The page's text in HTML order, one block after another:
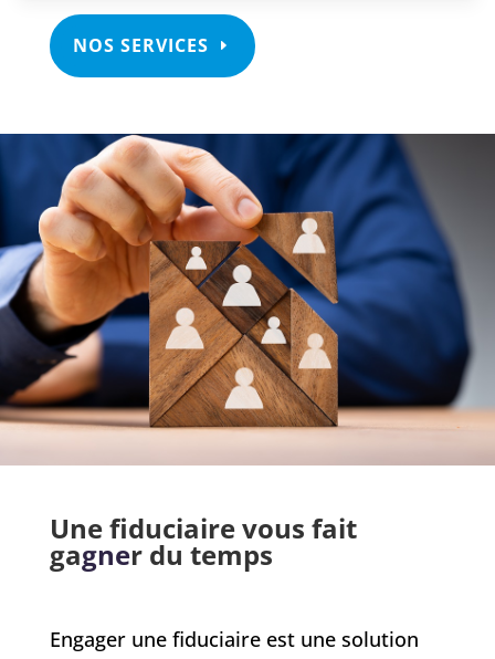
NOS SERVICES
Une fiduciaire vous fait
gagner du temps
Engager une fiduciaire est une solution